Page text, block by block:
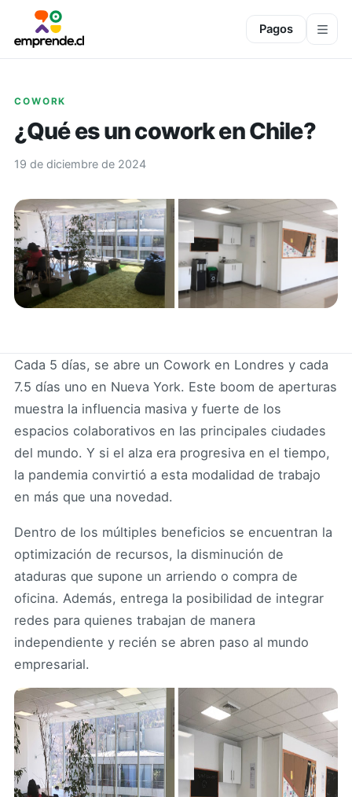
Pagos
COWORK
¿Qué es un cowork en Chile?
19 de diciembre de 2024
Cada 5 días, se abre un Cowork en Londres y cada
7.5 días uno en Nueva York. Este boom de aperturas
muestra la influencia masiva y fuerte de los
espacios colaborativos en las principales ciudades
del mundo. Y si el alza era progresiva en el tiempo,
la pandemia convirtió a esta modalidad de trabajo
en más que una novedad.
Dentro de los múltiples beneficios se encuentran la
optimización de recursos, la disminución de
ataduras que supone un arriendo o compra de
oficina. Además, entrega la posibilidad de integrar
redes para quienes trabajan de manera
independiente y recién se abren paso al mundo
empresarial.